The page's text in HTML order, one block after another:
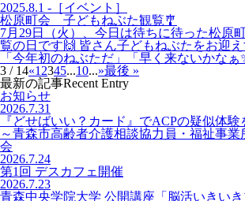
2025.8.1 -［イベント］
松原町会 子どもねぶた観覧🎐
7月29日（火）、今日は待ちに待った松原
覧の日です🙌 皆さん子どもねぶたをお迎え
「今年初のねぶただ」「早く来ないかなぁ
3 / 14«1 2345...10...»最後 »
最新の記事Recent Entry
お知らせ
2026.7.31
『どせばいい？カード』でACPの疑似体
～青森市高齢者介護相談協力員・福祉事
会
2026.7.24
第1回 デスカフェ開催
2026.7.23
青森中央学院大学 公開講座「脳活いきい